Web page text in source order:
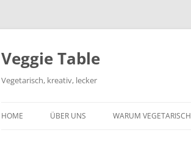
Zum
Veggie Table
Vegetarisch, kreativ, lecker
HOME ÜBER UNS WARUM VEGETARISCH